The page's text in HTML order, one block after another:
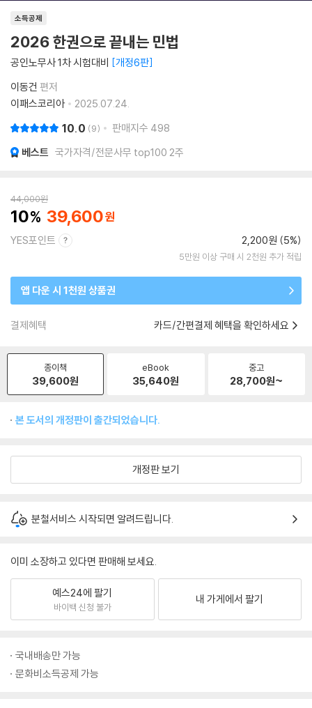
소득공제
2026 한권으로 끝내는 민법
공인노무사 1차 시험대비 개정6판
이동건 편저
이패스코리아
2025.07.24.
10.0 9 판매지수 498
베스트 국가자격/전문사무 top100 2주
44,000원
10 39,600
YES포인트 2,200원 (5%)
5만원 이상 구매 시 2천원 추가 적립
앱 다운 시 1천원 상품권
결제혜택 카드/간편결제 혜택을 확인하세요
종이책
39,600원
eBook
35,640원
중고
28,700원~
본 도서의 개정판이 출간되었습니다.
개정판 보기
분철서비스 시작되면 알려드립니다.
이미 소장하고 있다면 판매해 보세요.
예스24에 팔기
바이백 신청 불가
내 가게에서 팔기
국내배송만 가능
문화비소득공제 가능